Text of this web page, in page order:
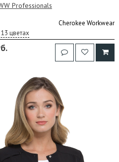
Professionals
Cherokee Workwear
цветах